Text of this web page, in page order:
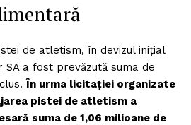
de atletism, în devizul inițial
a fost prevăzută suma de
În urma licitației organizate
pistei de atletism a
suma de 1,06 milioane de